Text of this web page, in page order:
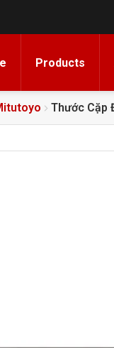
Products
Thước Cặp